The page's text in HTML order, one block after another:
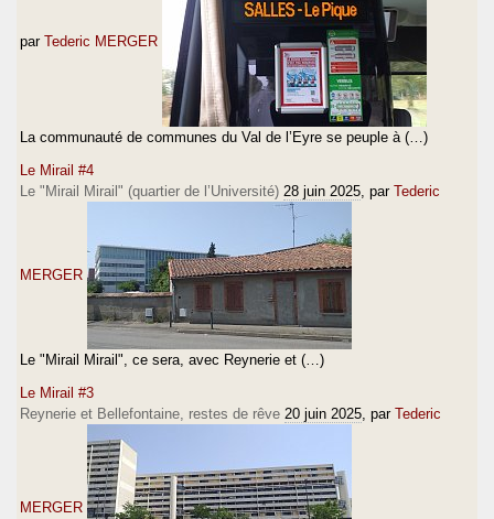
par Tederic MERGER
La communauté de communes du Val de l’Eyre se peuple à (…)
Le Mirail #4
Le "Mirail Mirail" (quartier de l’Université) 28 juin 2025 , par Tederic
MERGER
Le "Mirail Mirail", ce sera, avec Reynerie et (…)
Le Mirail #3
Reynerie et Bellefontaine, restes de rêve 20 juin 2025 , par Tederic
MERGER